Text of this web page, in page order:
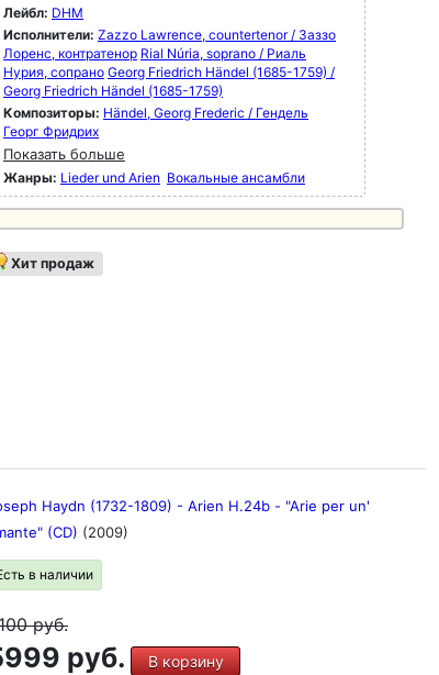
Лейбл: DHM
Исполнители: Zazzo Lawrence, countertenor / Заззо
Лоренс, контратенор Rial Núria, soprano / Риаль
Нурия, сопрано Georg Friedrich Händel (1685-1759) /
Georg Friedrich Händel (1685-1759)
Композиторы: Händel, Georg Frederic / Гендель
Георг Фридрих
Показать больше
Жанры: Lieder und Arien Вокальные ансамбли
Хит продаж
Haydn (1732-1809) - Arien H.24b - "Arie per un'
(CD) (2009)
в наличии
руб.
руб. В корзину